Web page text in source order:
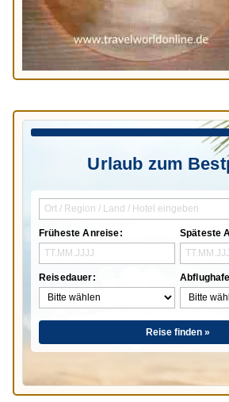
Urlaub zum
Früheste Anreise:
Reisedauer:
Späteste
Reise finden »